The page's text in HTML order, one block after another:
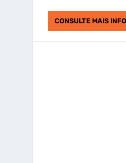
CONSULTE MAIS